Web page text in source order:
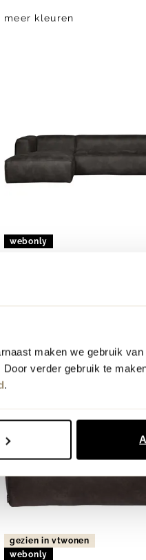
maken we gebruik
verder gebruik te
.
meer kleuren
webonly
gezien in vtwonen
webonly